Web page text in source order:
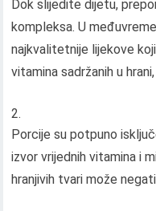
Dok slijedite dijetu,
kompleksa. U
najkvalitetnije lijekove
vitamina sadržanih u
Porcije su potpuno
izvor vrijednih vitamina i
hranjivih tvari može